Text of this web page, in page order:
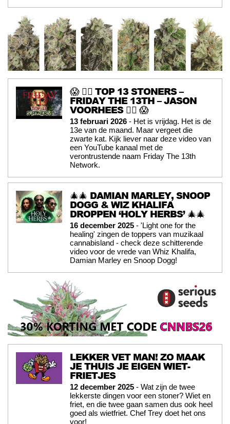
😱 🧟‍♂️ TOP 13 STONERS –
FRIDAY THE 13TH – JASON
VOORHEES 🧟‍♂️ 😱
13 februari 2026 - Het is vrijdag. Het is de
13e van de maand. Maar vergeet die
zwarte kat. Kijk liever naar deze video van
een YouTube kanaal met de
verontrustende naam Friday The 13th
Network.
🎄🎄 DAMIAN MARLEY, SNOOP
DOGG & WIZ KHALIFA
DROPPEN ‘HOLY HERBS’ 🎄🎄
16 december 2025 - 'Light one for the
healing' zingen de toppers van muzikaal
cannabisland - check deze schitterende
video voor de vrede van Whiz Khalifa,
Damian Marley en Snoop Dogg!
LEKKER VET MAN! ZO MAAK
JE THUIS JE EIGEN WIET-
FRIETJES
12 december 2025 - Wat zijn de twee
lekkerste dingen voor een stoner? Wiet en
friet, en die twee gaan samen dus ook heel
goed als wietfriet. Chef Trey doet het ons
voor!